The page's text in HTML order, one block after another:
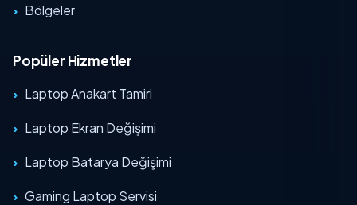
Bölgeler
Popüler Hizmetler
Laptop Anakart Tamiri
Laptop Ekran Değişimi
Laptop Batarya Değişimi
Gaming Laptop Servisi